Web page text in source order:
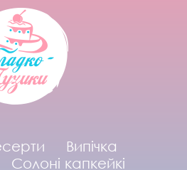
Випічка
Солоні капкейкі